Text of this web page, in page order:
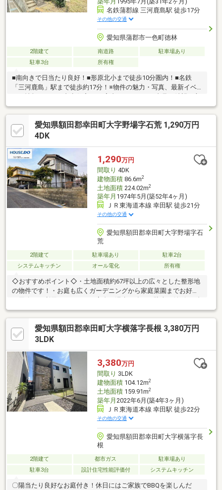
名鉄蒲郡線 三河鹿島駅 徒歩17分
その他の交通
愛知県蒲郡市一色町徳林
2階建て 南道路
駐車場あり
駐車3台
所有権
■南向きで日当たり良好！■形原北小まで徒歩10分圏内！■名鉄
「三河鹿島」駅まで徒歩約17分！※物件の魅力・写真、最新イベ
ント情報などを、丸七住宅HPで案内しています。内見ご希望の方
は是非一度お問合せください！＼ お問合せは「0120-07-1645」／
愛知県額田郡幸田町大字野場字石荒 1,290万円
4DK
1,290万円
間取り 4DK
建物面積86.6m2
土地面積224.02m2
築年月 1974年5月(築52年4ヶ月)
ＪＲ東海道本線 幸田駅 徒歩21分
その他の交通
愛知県額田郡幸田町大字野場字石
荒
2階建て 駐車場あり
駐車2台
システムキッチン
オール電化 所有権
◇おすすめポイント◇・土地面積約67坪以上の広々とした整形地
の物件です！・お庭も広くガーデニングから家庭菜園までお好き
可能です！＊ライフインフォメーション＊・豊坂保育園 徒歩6分
(約470m)・スーパーセンター オークワ 徒歩17分 (約1310m)・幸
田町役場 徒歩19分 (約1500m)・碧海信用金庫 幸田支店 徒歩16分
(約1270m)・菱池保育園 徒歩22分 (約1760m)・フィール幸田店 徒
1640m)
愛知県額田郡幸田町大字横落字長根 3,380万円
3LDK
3,380万円
間取り 3LDK
建物面積104.12m2
土地面積159.91m2
築年月 2022年6月(築4年3ヶ月)
ＪＲ東海道本線 幸田駅 徒歩22分
その他の交通
愛知県額田郡幸田町大字横落字長
根
2階建て 都市ガス
駐車場あり
駐車3台
設計住宅性能評価付 システムキッチン
〇陽当たり良好なお庭付き！休日にはご家族でBBQを楽しんだ